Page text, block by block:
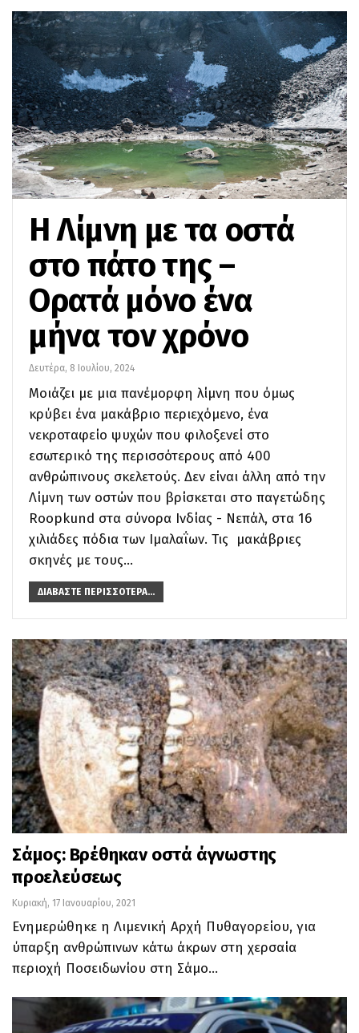
Η Λίμνη με τα οστά
στο πάτο της –
Ορατά μόνο ένα
μήνα τον χρόνο
Δευτέρα, 8 Ιουλίου, 2024
Μοιάζει με μια πανέμορφη λίμνη που όμως
κρύβει ένα μακάβριο περιεχόμενο, ένα
νεκροταφείο ψυχών που φιλοξενεί στο
εσωτερικό της περισσότερους από 400
ανθρώπινους σκελετούς. Δεν είναι άλλη από την
Λίμνη των οστών που βρίσκεται στο παγετώδης
Roopkund στα σύνορα Ινδίας - Νεπάλ, στα 16
χιλιάδες πόδια των Ιμαλαΐων. Τις μακάβριες
σκηνές με τους…
ΔΙΑΒΆΣΤΕ ΠΕΡΙΣΣΌΤΕΡΑ...
Σάμος: Βρέθηκαν οστά άγνωστης
προελεύσεως
Κυριακή, 17 Ιανουαρίου, 2021
Ενημερώθηκε η Λιμενική Αρχή Πυθαγορείου, για
ύπαρξη ανθρώπινων κάτω άκρων στη χερσαία
περιοχή Ποσειδωνίου στη Σάμο…